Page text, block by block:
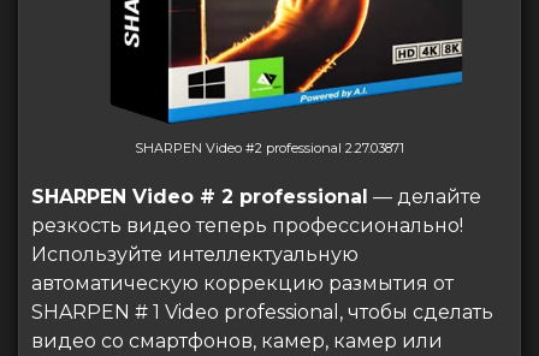
SHARPEN Video #2 professional 2.27.03871
SHARPEN Video # 2 professional — делайте
резкость видео теперь профессионально!
Используйте интеллектуальную
автоматическую коррекцию размытия от
SHARPEN # 1 Video professional, чтобы сделать
видео со смартфонов, камер, камер или